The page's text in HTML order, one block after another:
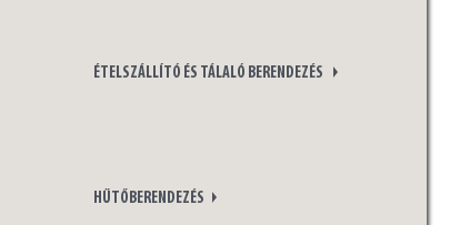
ÉTELSZÁLLÍTÓ ÉS TÁLALÓ BERENDEZÉS
HŰTŐBERENDEZÉS